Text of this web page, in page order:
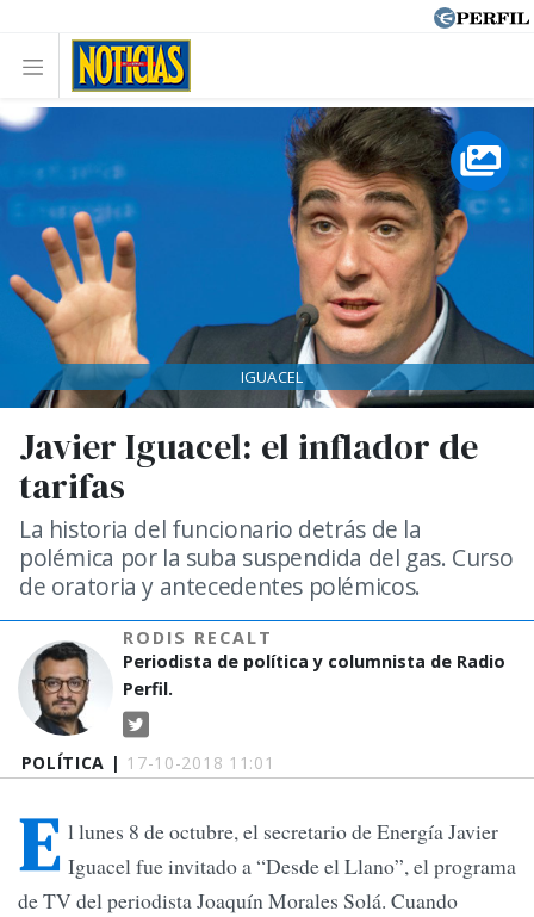
POLÍTICA | 17-10-2018 11:01
Javier Iguacel: el inflador de
tarifas
La historia del funcionario detrás de la
polémica por la suba suspendida del gas. Curso
de oratoria y antecedentes polémicos.
RODIS RECALT
Periodista de política y columnista de Radio
Perfil.
IGUACEL
E l lunes 8 de octubre, el secretario de Energía Javier
Iguacel fue invitado a “Desde el Llano”, el programa
de TV del periodista Joaquín Morales Solá. Cuando